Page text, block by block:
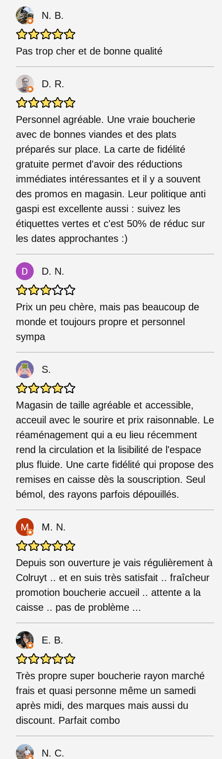
N. B.
Pas trop cher et de bonne qualité
D. R.
Personnel agréable. Une vraie boucherie
avec de bonnes viandes et des plats
préparés sur place. La carte de fidélité
gratuite permet d'avoir des réductions
immédiates intéressantes et il y a souvent
des promos en magasin. Leur politique anti
gaspi est excellente aussi : suivez les
étiquettes vertes et c'est 50% de réduc sur
les dates approchantes :)
D. N.
Prix un peu chère, mais pas beaucoup de
monde et toujours propre et personnel
sympa
S.
Magasin de taille agréable et accessible,
acceuil avec le sourire et prix raisonnable. Le
réaménagement qui a eu lieu récemment
rend la circulation et la lisibilité de l'espace
plus fluide. Une carte fidélité qui propose des
remises en caisse dès la souscription. Seul
bémol, des rayons parfois dépouillés.
M. N.
Depuis son ouverture je vais régulièrement à
Colruyt .. et en suis très satisfait .. fraîcheur
promotion boucherie accueil .. attente a la
caisse .. pas de problème ...
E. B.
Très propre super boucherie rayon marché
frais et quasi personne même un samedi
après midi, des marques mais aussi du
discount. Parfait combo
N. C.